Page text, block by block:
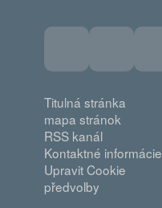
Titulná stránka
mapa stránok
RSS kanál
Kontaktné informácie
Upravit Cookie
předvolby